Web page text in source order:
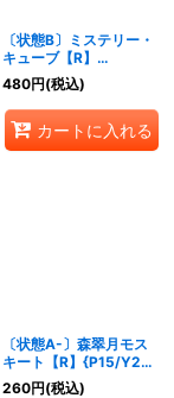
〔状態B〕ミステリー・
キューブ【R】
{P109/Y23}《自然》
480円(税込)
カートに入れる
〔状態A-〕森翠月モス
キート【R】{P15/Y23}
《自然》
260円(税込)